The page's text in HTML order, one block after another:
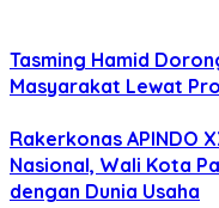
Tasming Hamid
Masyarakat Lewat
Rakerkonas APINDO
Nasional, Wali Kota
dengan Dunia Usaha